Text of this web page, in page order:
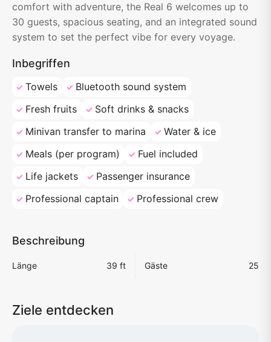
comfort with adventure, the Real 6 welcomes up to
30 guests, spacious seating, and an integrated sound
system to set the perfect vibe for every voyage.
Inbegriffen
Towels
Bluetooth sound system
Fresh fruits
Soft drinks & snacks
Minivan transfer to marina
Water & ice
Meals (per program)
Fuel included
Life jackets
Passenger insurance
Professional captain
Professional crew
Beschreibung
Länge 39 ft Gäste 25
Ziele entdecken